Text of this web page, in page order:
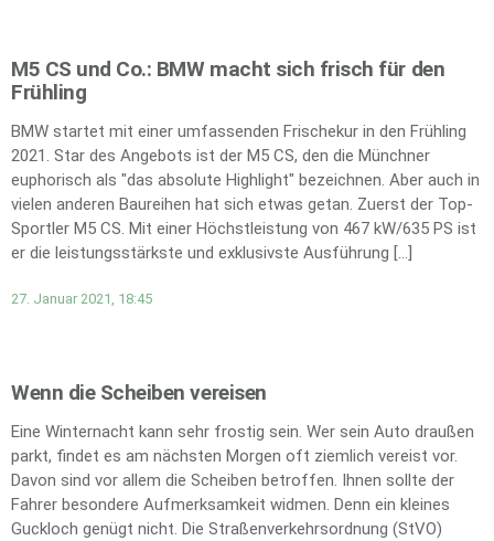
M5 CS und Co.: BMW macht sich frisch für den
Frühling
BMW startet mit einer umfassenden Frischekur in den Frühling
2021. Star des Angebots ist der M5 CS, den die Münchner
euphorisch als "das absolute Highlight" bezeichnen. Aber auch in
vielen anderen Baureihen hat sich etwas getan. Zuerst der Top-
Sportler M5 CS. Mit einer Höchstleistung von 467 kW/635 PS ist
er die leistungsstärkste und exklusivste Ausführung […]
27. Januar 2021, 18:45
Wenn die Scheiben vereisen
Eine Winternacht kann sehr frostig sein. Wer sein Auto draußen
parkt, findet es am nächsten Morgen oft ziemlich vereist vor.
Davon sind vor allem die Scheiben betroffen. Ihnen sollte der
Fahrer besondere Aufmerksamkeit widmen. Denn ein kleines
Guckloch genügt nicht. Die Straßenverkehrsordnung (StVO)